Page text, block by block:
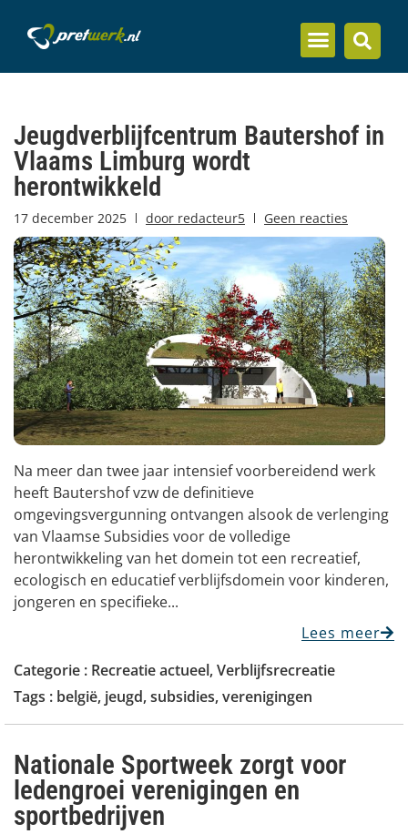
Jeugdverblijfcentrum Bautershof in
Vlaams Limburg wordt
herontwikkeld
17 december 2025 door redacteur5 Geen reacties
Na meer dan twee jaar intensief voorbereidend werk
heeft Bautershof vzw de definitieve
omgevingsvergunning ontvangen alsook de verlenging
van Vlaamse Subsidies voor de volledige
herontwikkeling van het domein tot een recreatief,
ecologisch en educatief verblijfsdomein voor kinderen,
jongeren en specifieke...
Lees meer
Categorie : Recreatie actueel,Verblijfsrecreatie
Tags : belgië, jeugd,subsidies,verenigingen
Nationale Sportweek zorgt voor
ledengroei verenigingen en
sportbedrijven